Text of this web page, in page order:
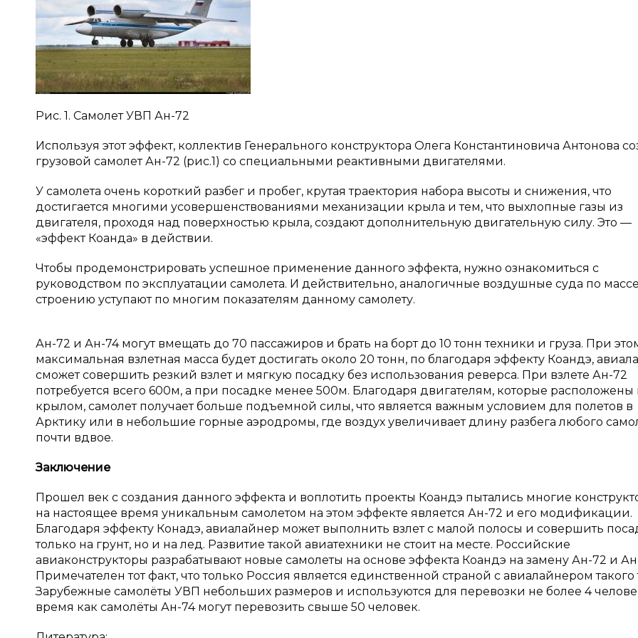
Рис. 1. Самолет УВП Ан-72
Используя этот эффект, коллектив Генерального конструктора Олега Константиновича Антонова
грузовой самолет Ан-72 (рис.1) со специальными реактивными двигателями.
У самолета очень короткий разбег и пробег, крутая траектория набора высоты и снижения, что
достигается многими усовершенствованиями механизации крыла и тем, что выхлопные газы из
двигателя, проходя над поверхностью крыла, создают дополнительную двигательную силу. Это —
«эффект Коанда» в действии.
Чтобы продемонстрировать успешное применение данного эффекта, нужно ознакомиться с
руководством по эксплуатации самолета. И действительно, аналогичные воздушные суда по
строению уступают по многим показателям данному самолету.
Ан-72 и Ан-74 могут вмещать до 70 пассажиров и брать на борт до 10 тонн техники и груза. При
максимальная взлетная масса будет достигать около 20 тонн, по благодаря эффекту Коандэ,
сможет совершить резкий взлет и мягкую посадку без использования реверса. При взлете Ан-72
потребуется всего 600м, а при посадке менее 500м. Благодаря двигателям, которые расположены
крылом, самолет получает больше подъемной силы, что является важным условием для полетов в
Арктику или в небольшие горные аэродромы, где воздух увеличивает длину разбега любого
почти вдвое.
Заключение
Прошел век с создания данного эффекта и воплотить проекты Коандэ пытались многие
на настоящее время уникальным самолетом на этом эффекте является Ан-72 и его модификации.
Благодаря эффекту Конадэ, авиалайнер может выполнить взлет с малой полосы и совершить
только на грунт, но и на лед. Развитие такой авиатехники не стоит на месте. Российские
авиаконструкторы разрабатывают новые самолеты на основе эффекта Коандэ на замену Ан-72 и
Примечателен тот факт, что только Россия является единственной страной с авиалайнером такого
Зарубежные самолёты УВП небольших размеров и используются для перевозки не более 4
время как самолёты Ан-74 могут перевозить свыше 50 человек.